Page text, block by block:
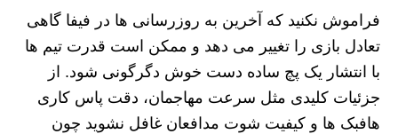
فراموش نکنید که آخرین به روزرسانی ها در فیفا گاهی
تعادل بازی را تغییر می دهد و ممکن است قدرت تیم ها
با انتشار یک پچ ساده دست خوش دگرگونی شود. از
جزئیات کلیدی مثل سرعت مهاجمان، دقت پاس کاری
هافبک ها و کیفیت شوت مدافعان غافل نشوید چون